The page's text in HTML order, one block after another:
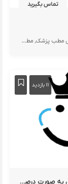
تماس بگیرید
مطب پزشک مطب
۱۱ بازدید
کارشناس ارشد تغذیه و رژیم درمانی آماده همکاری به صورت درصدی